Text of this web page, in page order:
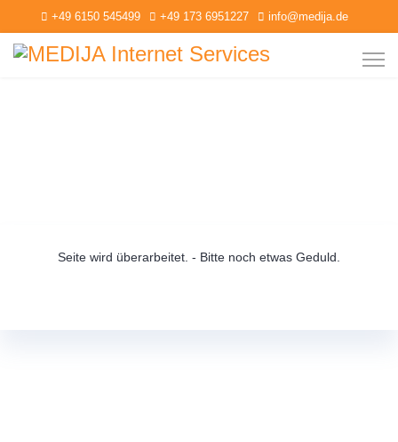
+49 6150 545499 +49 173 6951227 info@medija.de
Seite wird überarbeitet. - Bitte noch etwas Geduld.